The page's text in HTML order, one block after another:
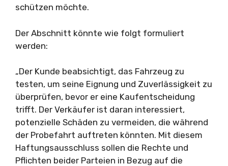
schützen möchte.
Der Abschnitt könnte wie folgt formuliert
werden:
„Der Kunde beabsichtigt, das Fahrzeug zu
testen, um seine Eignung und Zuverlässigkeit zu
überprüfen, bevor er eine Kaufentscheidung
trifft. Der Verkäufer ist daran interessiert,
potenzielle Schäden zu vermeiden, die während
der Probefahrt auftreten könnten. Mit diesem
Haftungsausschluss sollen die Rechte und
Pflichten beider Parteien in Bezug auf die